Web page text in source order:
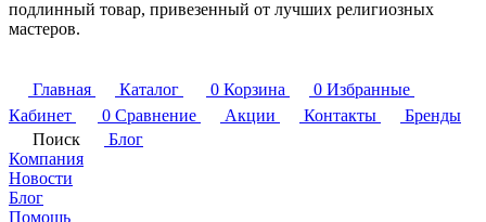
подлинный товар, привезенный от лучших религиозных
мастеров.
Главная Каталог 0 Корзина 0 Избранные
Кабинет
0 Сравнение Акции Контакты
Бренды
Поиск
Блог
Компания
Новости
Блог
Помощь